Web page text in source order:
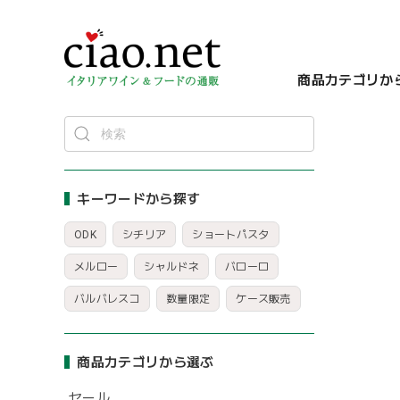
商品カテゴリか
キーワードから探す
ODK シチリア ショートパスタ
メルロー シャルドネ バローロ
バルバレスコ 数量限定 ケース販売
商品カテゴリから選ぶ